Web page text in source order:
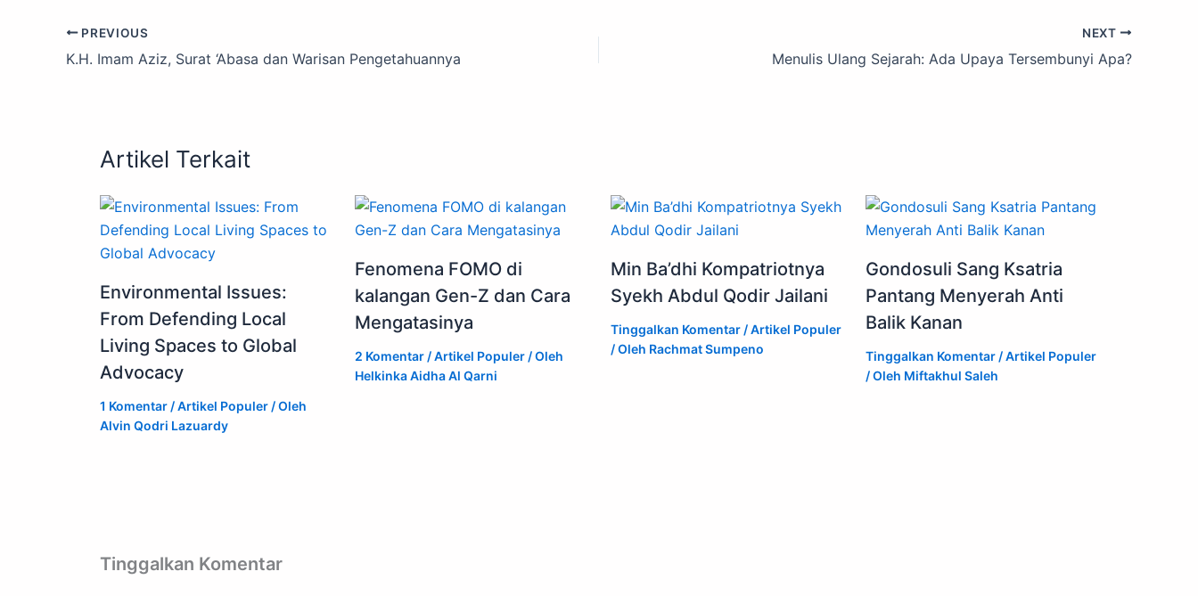
e
b A
Li dI
PREVIOUS
K.H. Imam Aziz, Surat ‘Abasa dan Warisan Pengetahuannya
NEXT
Menulis Ulang Sejarah: Ada Upaya Tersembunyi Apa?
Artikel Terkait
Environmental Issues:
From Defending Local
Living Spaces to Global
Advocacy
1 Komentar /Artikel Populer / Oleh
Alvin Qodri Lazuardy
Fenomena FOMO di
kalangan Gen-Z dan Cara
Mengatasinya
2 Komentar /Artikel Populer / Oleh
Helkinka Aidha Al Qarni
Min Ba’dhi Kompatriotnya
Syekh Abdul Qodir Jailani
Tinggalkan Komentar /Artikel Populer
/ Oleh Rachmat Sumpeno
Gondosuli Sang Ksatria
Pantang Menyerah Anti
Balik Kanan
Tinggalkan Komentar /Artikel Populer
/ Oleh Miftakhul Saleh
Tinggalkan Komentar